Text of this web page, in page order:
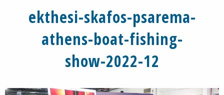
ekthesi-skafos-psarema-
athens-boat-fishing-
show-2022-12